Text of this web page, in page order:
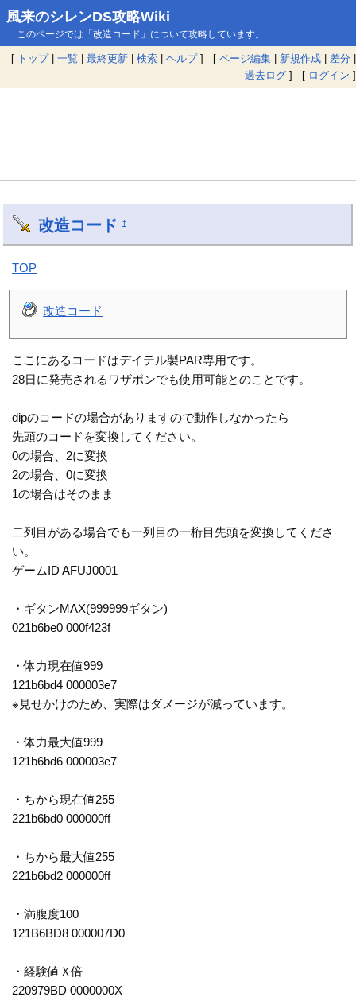
風来のシレンDS攻略Wiki
このページでは「改造コード」について攻略しています。
[ トップ| 一覧 | 最終更新 | 検索 | ヘルプ] [ ページ編集 | 新規作成 | 差分 |
過去ログ ] [ ログイン ]
改造コード †
TOP
改造コード
ここにあるコードはデイテル製PAR専用です。
28日に発売されるワザポンでも使用可能とのことです。
dipのコードの場合がありますので動作しなかったら
先頭のコードを変換してください。
0の場合、2に変換
2の場合、0に変換
1の場合はそのまま
二列目がある場合でも一列目の一桁目先頭を変換してくださ
い。
ゲームID AFUJ0001
・ギタンMAX(999999ギタン)
021b6be0 000f423f
・体力現在値999
121b6bd4 000003e7
※見せかけのため、実際はダメージが減っています。
・体力最大値999
121b6bd6 000003e7
・ちから現在値255
221b6bd0 000000ff
・ちから最大値255
221b6bd2 000000ff
・満腹度100
121B6BD8 000007D0
・経験値Ｘ倍
220979BD 0000000X